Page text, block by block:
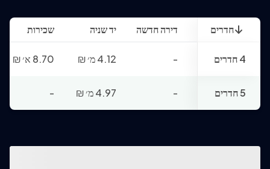
חדרים דירה חדשה יד שניה שכירות
4 חדרים - 4.12 מ׳ ₪ 8.70 א׳ ₪
5 חדרים - 4.97 מ׳ ₪
-